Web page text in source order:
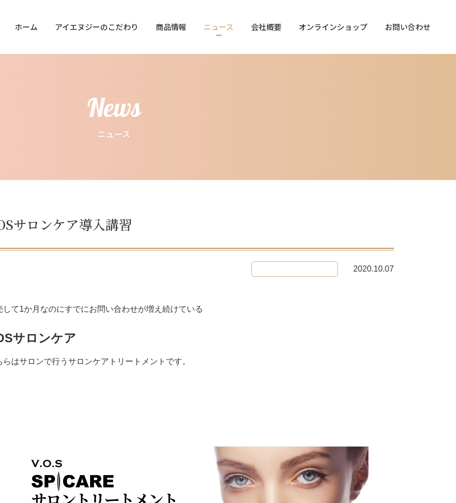
ホーム アイエヌジーのこだわり 商品情報 ニュース 会社概要 オンラインショップ お問い合わせ
News
ニュース
サロンケア導入講習
2020.10.07
して1か月なのにすでにお問い合わせが増え続けている
サロンケア
らはサロンで行うサロンケアトリートメントです。